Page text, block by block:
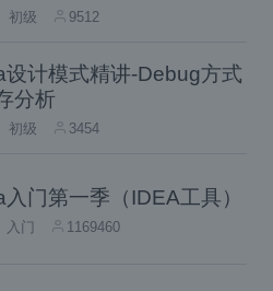
，用于记录表的基本
表”对象，和ca_meta_t
初级 9512
设计模式精讲-Debug方式
分析
初级 3454
门第一季（IDEA工具）
入门 1169460